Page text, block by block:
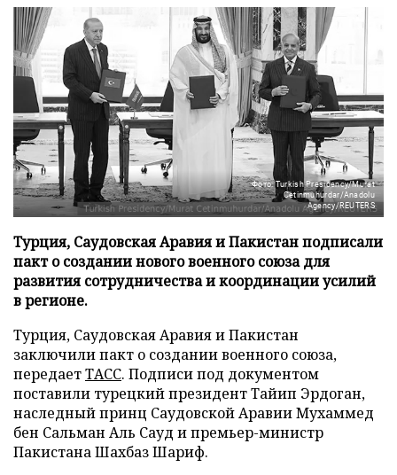
Фото: Turkish Presidency/Murat
Cetinmuhurdar/Anadolu
Agency/REUTERS
Турция, Саудовская Аравия и Пакистан подписали
пакт о создании нового военного союза для
развития сотрудничества и координации усилий
в регионе.
Турция, Саудовская Аравия и Пакистан
заключили пакт о создании военного союза,
передаетТАСС. Подписи под документом
поставили турецкий президент Тайип Эрдоган,
наследный принц Саудовской Аравии Мухаммед
бен Сальман Аль Сауд и премьер-министр
Пакистана Шахбаз Шариф.